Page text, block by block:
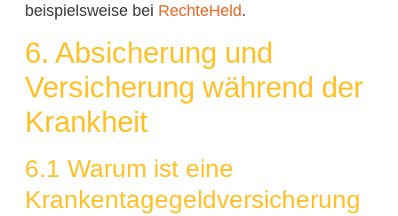
beispielsweise bei RechteHeld.
6. Absicherung und
Versicherung während der
Krankheit
6.1 Warum ist eine
Krankentagegeldversicherung